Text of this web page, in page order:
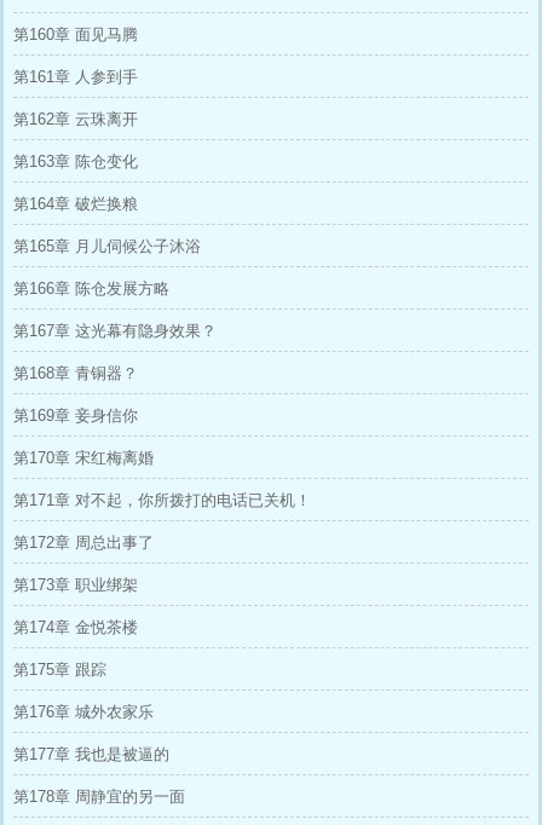
第160章 面见马腾
第161章 人参到手
第162章 云珠离开
第163章 陈仓变化
第164章 破烂换粮
第165章 月儿伺候公子沐浴
第166章 陈仓发展方略
第167章 这光幕有隐身效果？
第168章 青铜器？
第169章 妾身信你
第170章 宋红梅离婚
第171章 对不起，你所拨打的电话已关机！
第172章 周总出事了
第173章 职业绑架
第174章 金悦茶楼
第175章 跟踪
第176章 城外农家乐
第177章 我也是被逼的
第178章 周静宜的另一面